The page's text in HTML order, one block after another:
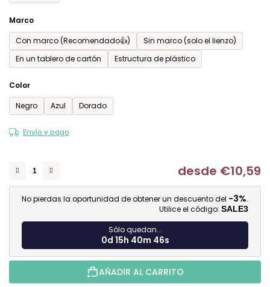
Marco
Con marco (Recomendado👍)
Sin marco (solo el lienzo)
En un tablero de cartón
Estructura de plástico
Color
Negro
Azul Dorado
Envío y pago
desde €10,59
No pierdas la oportunidad de obtener un descuento del -3%.
Utilice el código: SALE3
Sólo quedan...
0d 15h 40m 45s
AÑADIR AL CARRITO